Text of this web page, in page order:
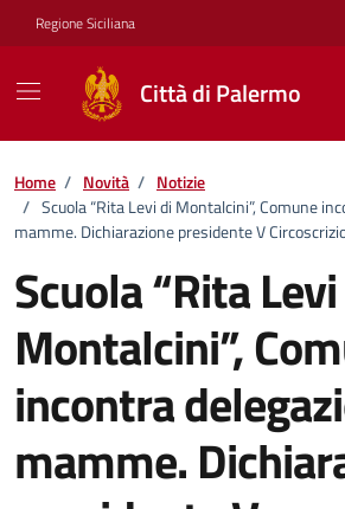
Vai ai contenuti
Vai al footer
Regione Siciliana
Città di Palermo
Home / Novità / Notizie
/ Scuola “Rita Levi di Montalcini”, Comune
mamme. Dichiarazione presidente V
Scuola “Rita
Montalcini”,
incontra
mamme.